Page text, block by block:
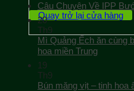
Quay trở lại cửa hàng
Câu Chuyện Về IPP
20
Th9
Mì Quảng Ếch ăn cùng
hoa miền Trung
19
Th9
Bún măng vịt – tinh hoa